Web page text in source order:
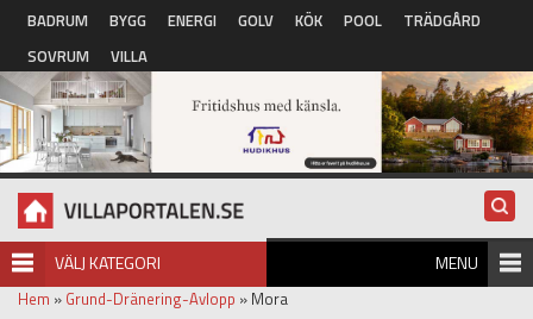
Hoppa till huvudinnehåll
BADRUM BYGG ENERGI GOLV KÖK POOL
TRÄDGÅRD
SOVRUM
VILLA
VÄLJ KATEGORI MENU
Hem » Grund-Dränering-Avlopp » Mora